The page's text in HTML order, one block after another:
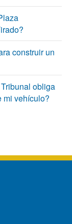
construir un
obliga
mi vehículo?